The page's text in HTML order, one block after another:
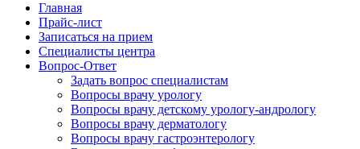
Главная
Прайс-лист
Записаться на прием
Специалисты центра
Вопрос-Ответ
Задать вопрос специалистам
Вопросы врачу урологу
Вопросы врачу детскому урологу-андрологу
Вопросы врачу дерматологу
Вопросы врачу гастроэнтерологу